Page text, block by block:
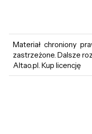
Materiał chroniony
zastrzeżone. Dalsze
Altao.pl. Kup licencję